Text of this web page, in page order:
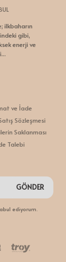
ilkbaharın
gibi,
enerji ve
ve İade
Sözleşmesi
Saklanması
Talebi
GÖNDER
ediyorum.